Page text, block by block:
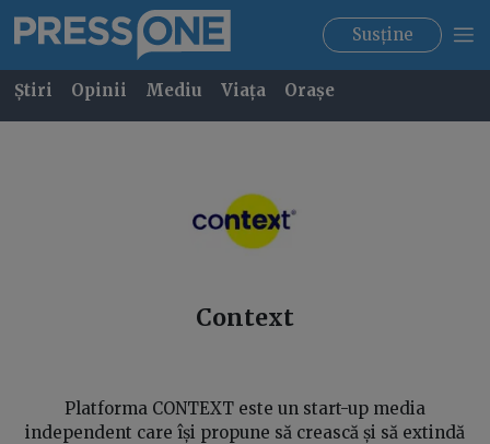
Susține
Știri Opinii Mediu Viața Orașe
Context
Platforma CONTEXT este un start-up media
independent care își propune să crească și să extindă